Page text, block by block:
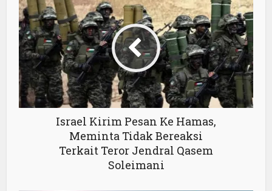
Israel Kirim Pesan Ke Hamas,
Meminta Tidak Bereaksi
Terkait Teror Jendral Qasem
Soleimani